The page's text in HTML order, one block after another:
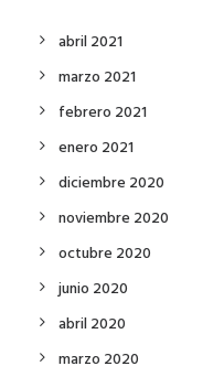
abril 2021
marzo 2021
febrero 2021
enero 2021
diciembre 2020
noviembre 2020
octubre 2020
junio 2020
abril 2020
marzo 2020